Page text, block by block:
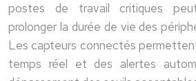
postes de travail critiques peut
prolonger la durée de vie des
Les capteurs connectés
temps réel et des alertes